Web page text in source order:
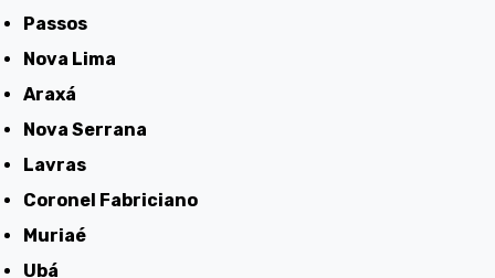
Passos
Nova Lima
Araxá
Nova Serrana
Lavras
Coronel Fabriciano
Muriaé
Ubá